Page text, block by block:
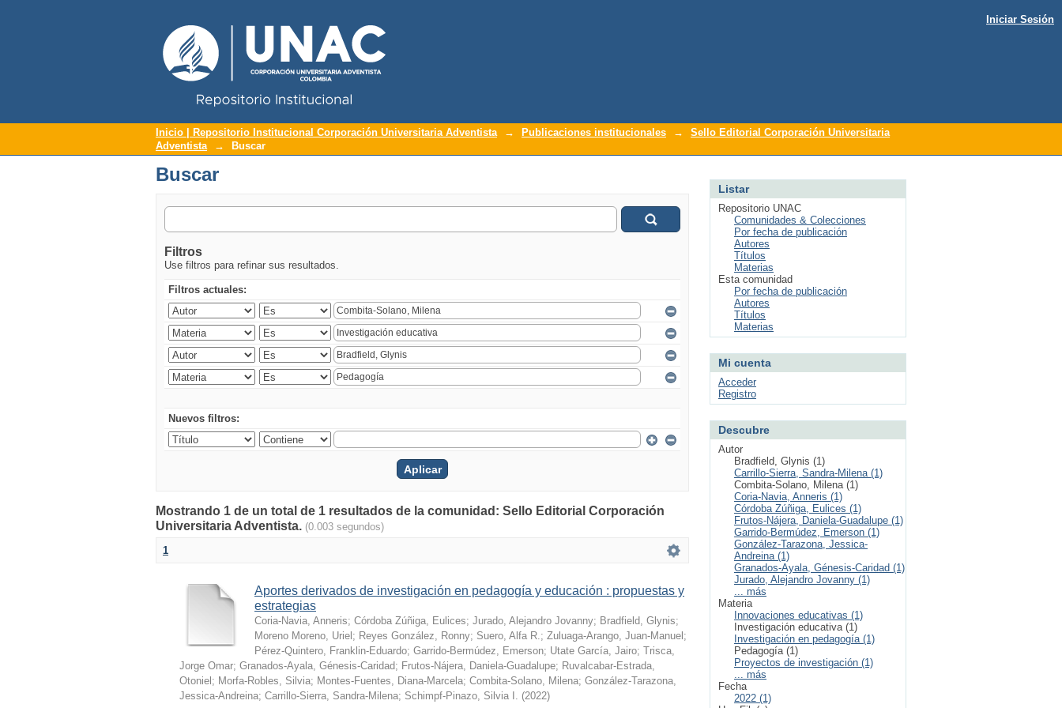
Buscar
Iniciar Sesión
Inicio | Repositorio Institucional Corporación Universitaria Adventista → Publicaciones institucionales →
Sello Editorial Corporación Universitaria
Adventista
→ Buscar
Buscar
Filtros
Use filtros para refinar sus resultados.
Filtros actuales:
Nuevos filtros:
Mostrando 1 de un total de 1 resultados de la comunidad: Sello Editorial Corporación
Universitaria Adventista. (0.003 segundos)
1
Aportes derivados de investigación en pedagogía y educación : propuestas y
estrategias
Coria-Navia, Anneris; Córdoba Zúñiga, Eulices; Jurado, Alejandro Jovanny; Bradfield, Glynis;
Moreno Moreno, Uriel ; Reyes González, Ronny; Suero, Alfa R.; Zuluaga-Arango, Juan-Manuel ;
Pérez-Quintero, Franklin-Eduardo; Garrido-Bermúdez, Emerson; Utate García, Jairo; Trisca,
Jorge Omar; Granados-Ayala, Génesis-Caridad; Frutos-Nájera, Daniela-Guadalupe; Ruvalcabar-Estrada,
Otoniel ; Morfa-Robles, Silvia; Montes-Fuentes, Diana-Marcela; Combita-Solano, Milena; González-Tarazona,
Jessica-Andreina; Carrillo-Sierra, Sandra-Milena; Schimpf-Pinazo, Silvia I. (2022)
Listar
Repositorio UNAC
Comunidades & Colecciones
Por fecha de publicación
Autores
Títulos
Materias
Esta comunidad
Por fecha de publicación
Autores
Títulos
Materias
Mi cuenta
Acceder
Registro
Descubre
Autor
Bradfield, Glynis (1)
Carrillo-Sierra, Sandra-Milena (1)
Combita-Solano, Milena (1)
Coria-Navia, Anneris (1)
Córdoba Zúñiga, Eulices (1)
Frutos-Nájera, Daniela-Guadalupe (1)
Garrido-Bermúdez, Emerson (1)
González-Tarazona, Jessica-
Andreina (1)
Granados-Ayala, Génesis-Caridad (1)
Jurado, Alejandro Jovanny (1)
... más
Materia
Innovaciones educativas (1)
Investigación educativa (1)
Investigación en pedagogía (1)
Pedagogía (1)
Proyectos de investigación (1)
... más
Fecha
2022 (1)